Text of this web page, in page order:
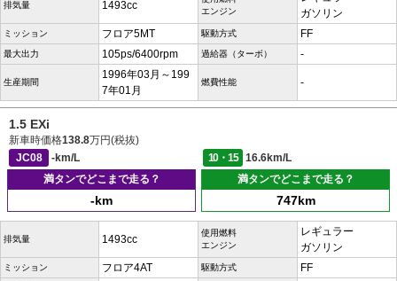
排気量 1493cc
エンジン
ガソリン
ミッション フロア5MT 駆動方式 FF
最大出力 105ps/6400rpm 過給器（ターボ） -
生産期間
1996年03月～199
7年01月
燃費性能 -
1.5 EXi
新車時価格138.8万円(税抜)
JC08
-km/L 10・15
16.6km/L
満タンでどこまで走る？
-km
満タンでどこまで走る？
747km
排気量 1493cc
使用燃料
エンジン
レギュラー
ガソリン
ミッション フロア4AT 駆動方式 FF